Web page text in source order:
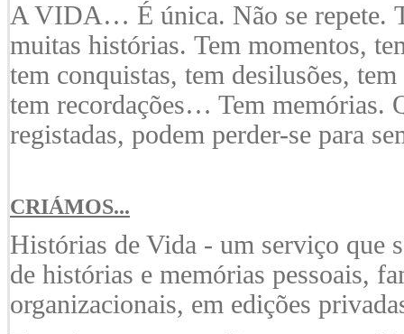
A VIDA… É única. Não se repete.
muitas histórias. Tem momentos,
tem conquistas, tem desilusões,
tem recordações… Tem memórias.
registadas, podem perder-se para
CRIÁMOS...
Histórias de Vida - um serviço que
de histórias e memórias pessoais,
organizacionais, em edições